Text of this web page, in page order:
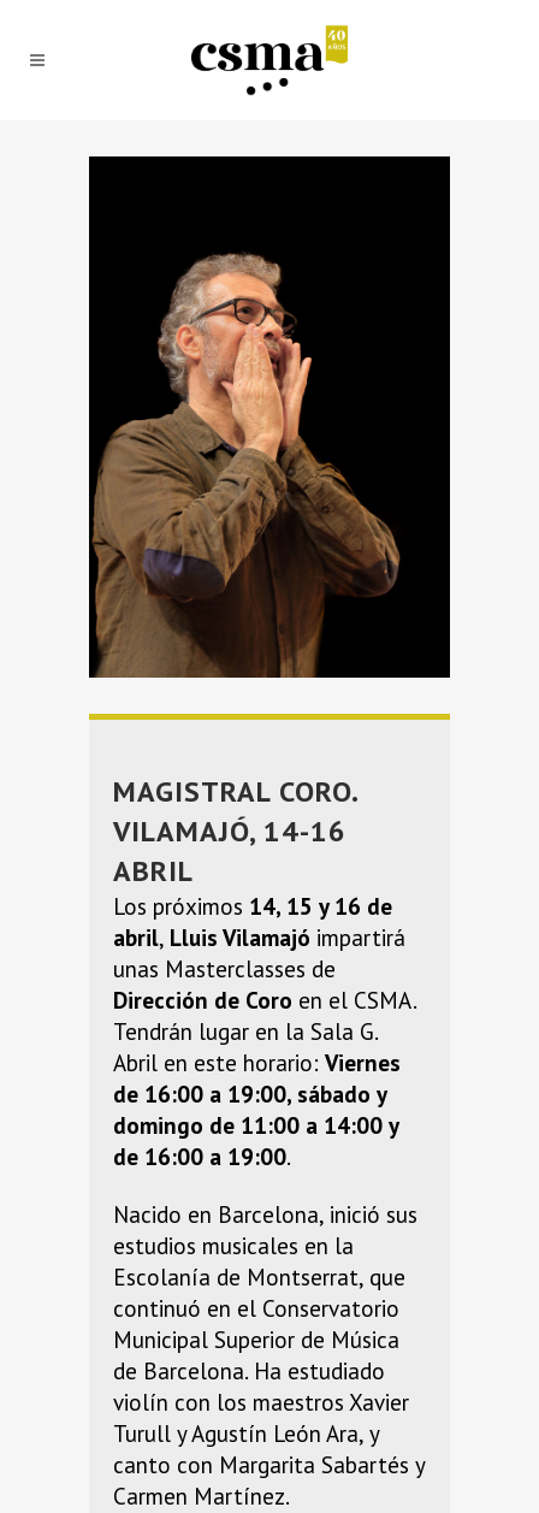
MAGISTRAL CORO.
VILAMAJÓ, 14-16
ABRIL
Los próximos 14, 15 y 16 de
abril, Lluis Vilamajó impartirá
unas Masterclasses de
Dirección de Coro en el CSMA.
Tendrán lugar en la Sala G.
Abril en este horario: Viernes
de 16:00 a 19:00, sábado y
domingo de 11:00 a 14:00 y
de 16:00 a 19:00.
Nacido en Barcelona, inició sus
estudios musicales en la
Escolanía de Montserrat, que
continuó en el Conservatorio
Municipal Superior de Música
de Barcelona. Ha estudiado
violín con los maestros Xavier
Turull y Agustín León Ara, y
canto con Margarita Sabartés y
Carmen Martínez.